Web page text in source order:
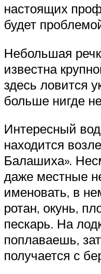
настоящих
будет
Небольшая
известна
здесь ловится
больше нигде
Интересный
находится
Балашиха».
даже местные
именовать, в
ротан, окунь,
пескарь. На
поплаваешь,
получается с